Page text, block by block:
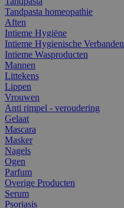
Tandpasta homeopathie
Aften
Intieme Hygiëne
Intieme Hygienische Verbanden
Intieme Wasproducten
Mannen
Littekens
Lippen
Vrouwen
Anti rimpel - veroudering
Gelaat
Mascara
Masker
Nagels
Ogen
Parfum
Overige Producten
Serum
Psoriasis